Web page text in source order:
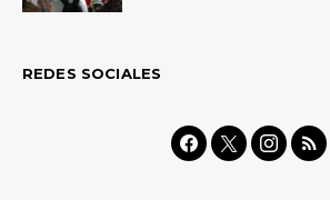
REDES SOCIALES